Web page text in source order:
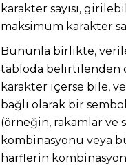
karakter sayısı,
maksimum karakter
Bununla birlikte,
tabloda belirtilenden
karakter içerse bile,
bağlı olarak bir
(örneğin, rakamlar ve
kombinasyonu veya
harflerin